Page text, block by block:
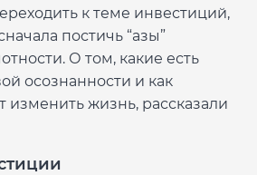
к теме инвестиций,
постичь “азы”
О том, какие есть
осознанности и как
изменить жизнь, рассказали